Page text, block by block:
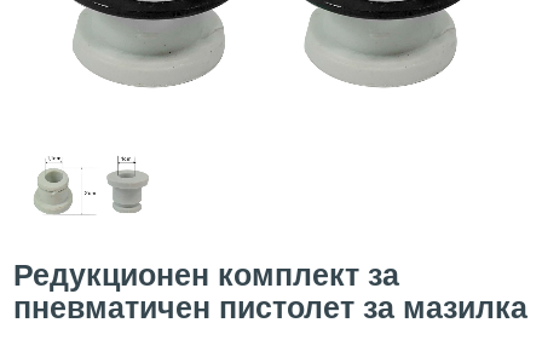
Редукционен комплект за
пневматичен пистолет за мазилка